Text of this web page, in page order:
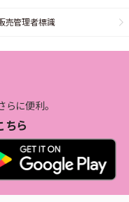
売管理者標識
に便利。
ちら